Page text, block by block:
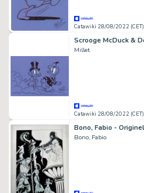
Catawiki 28/08/2022 (CET)
Millet
Catawiki 28/08/2022 (CET)
Bono, Fabio